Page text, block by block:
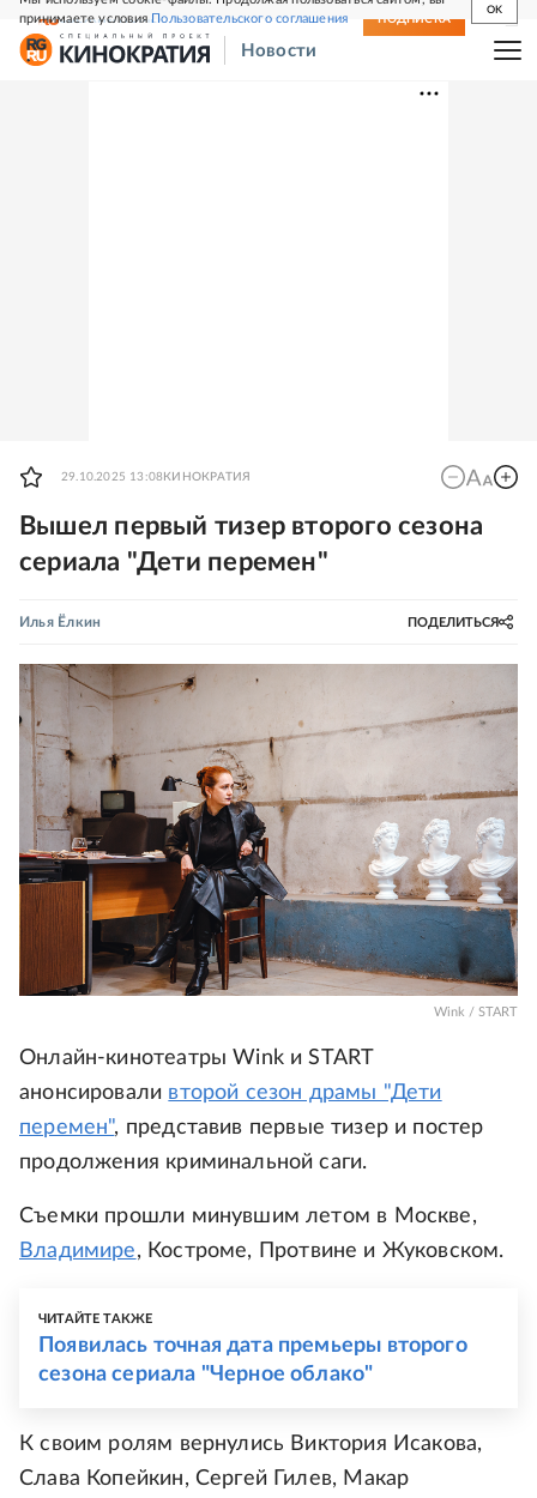
принимаете условияПользовательского соглашения
OK
СВЕЖИЙ НОМЕР ПОДПИСКА
Новости
29.10.2025 13:08 КИНОКРАТИЯ
Вышел первый тизер второго сезона
сериала "Дети перемен"
Илья Ёлкин ПОДЕЛИТЬСЯ
Wink / START
Онлайн-кинотеатры Wink и START
анонсировали второй сезон драмы "Дети
перемен", представив первые тизер и постер
продолжения криминальной саги.
Съемки прошли минувшим летом в Москве,
Владимире, Костроме, Протвине и Жуковском.
ЧИТАЙТЕ ТАКЖЕ
Появилась точная дата премьеры второго
сезона сериала "Черное облако"
К своим ролям вернулись Виктория Исакова,
Слава Копейкин, Сергей Гилев, Макар